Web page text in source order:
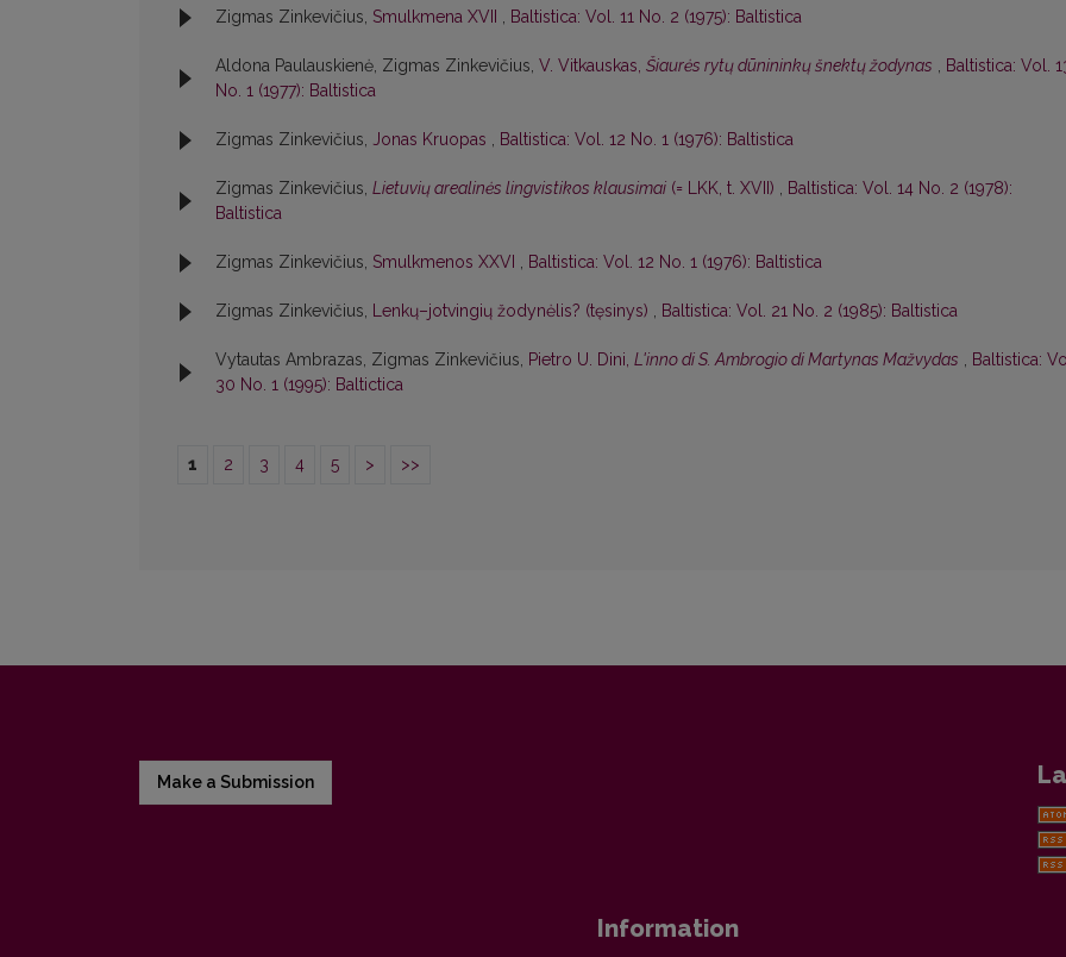
Zigmas Zinkevičius, Smulkmena XVII , Baltistica: Vol. 11 No. 2 (1975): Baltistica
Aldona Paulauskienė, Zigmas Zinkevičius, V. Vitkauskas, Šiaurės rytų dūnininkų šnektų žodynas , Baltistica: Vol.
No. 1 (1977): Baltistica
Zigmas Zinkevičius, Jonas Kruopas , Baltistica: Vol. 12 No. 1 (1976): Baltistica
Zigmas Zinkevičius, Lietuvių arealinės lingvistikos klausimai (= LKK, t. XVII) , Baltistica: Vol. 14 No. 2 (1978):
Baltistica
Zigmas Zinkevičius, Smulkmenos XXVI , Baltistica: Vol. 12 No. 1 (1976): Baltistica
Zigmas Zinkevičius, Lenkų–jotvingių žodynėlis? (tęsinys) , Baltistica: Vol. 21 No. 2 (1985): Baltistica
Vytautas Ambrazas, Zigmas Zinkevičius, Pietro U. Dini, L'inno di S. Ambrogio di Martynas Mažvydas , Baltistica:
30 No. 1 (1995): Baltictica
1 2 3 4 5 > >>
Make a Submission
Information